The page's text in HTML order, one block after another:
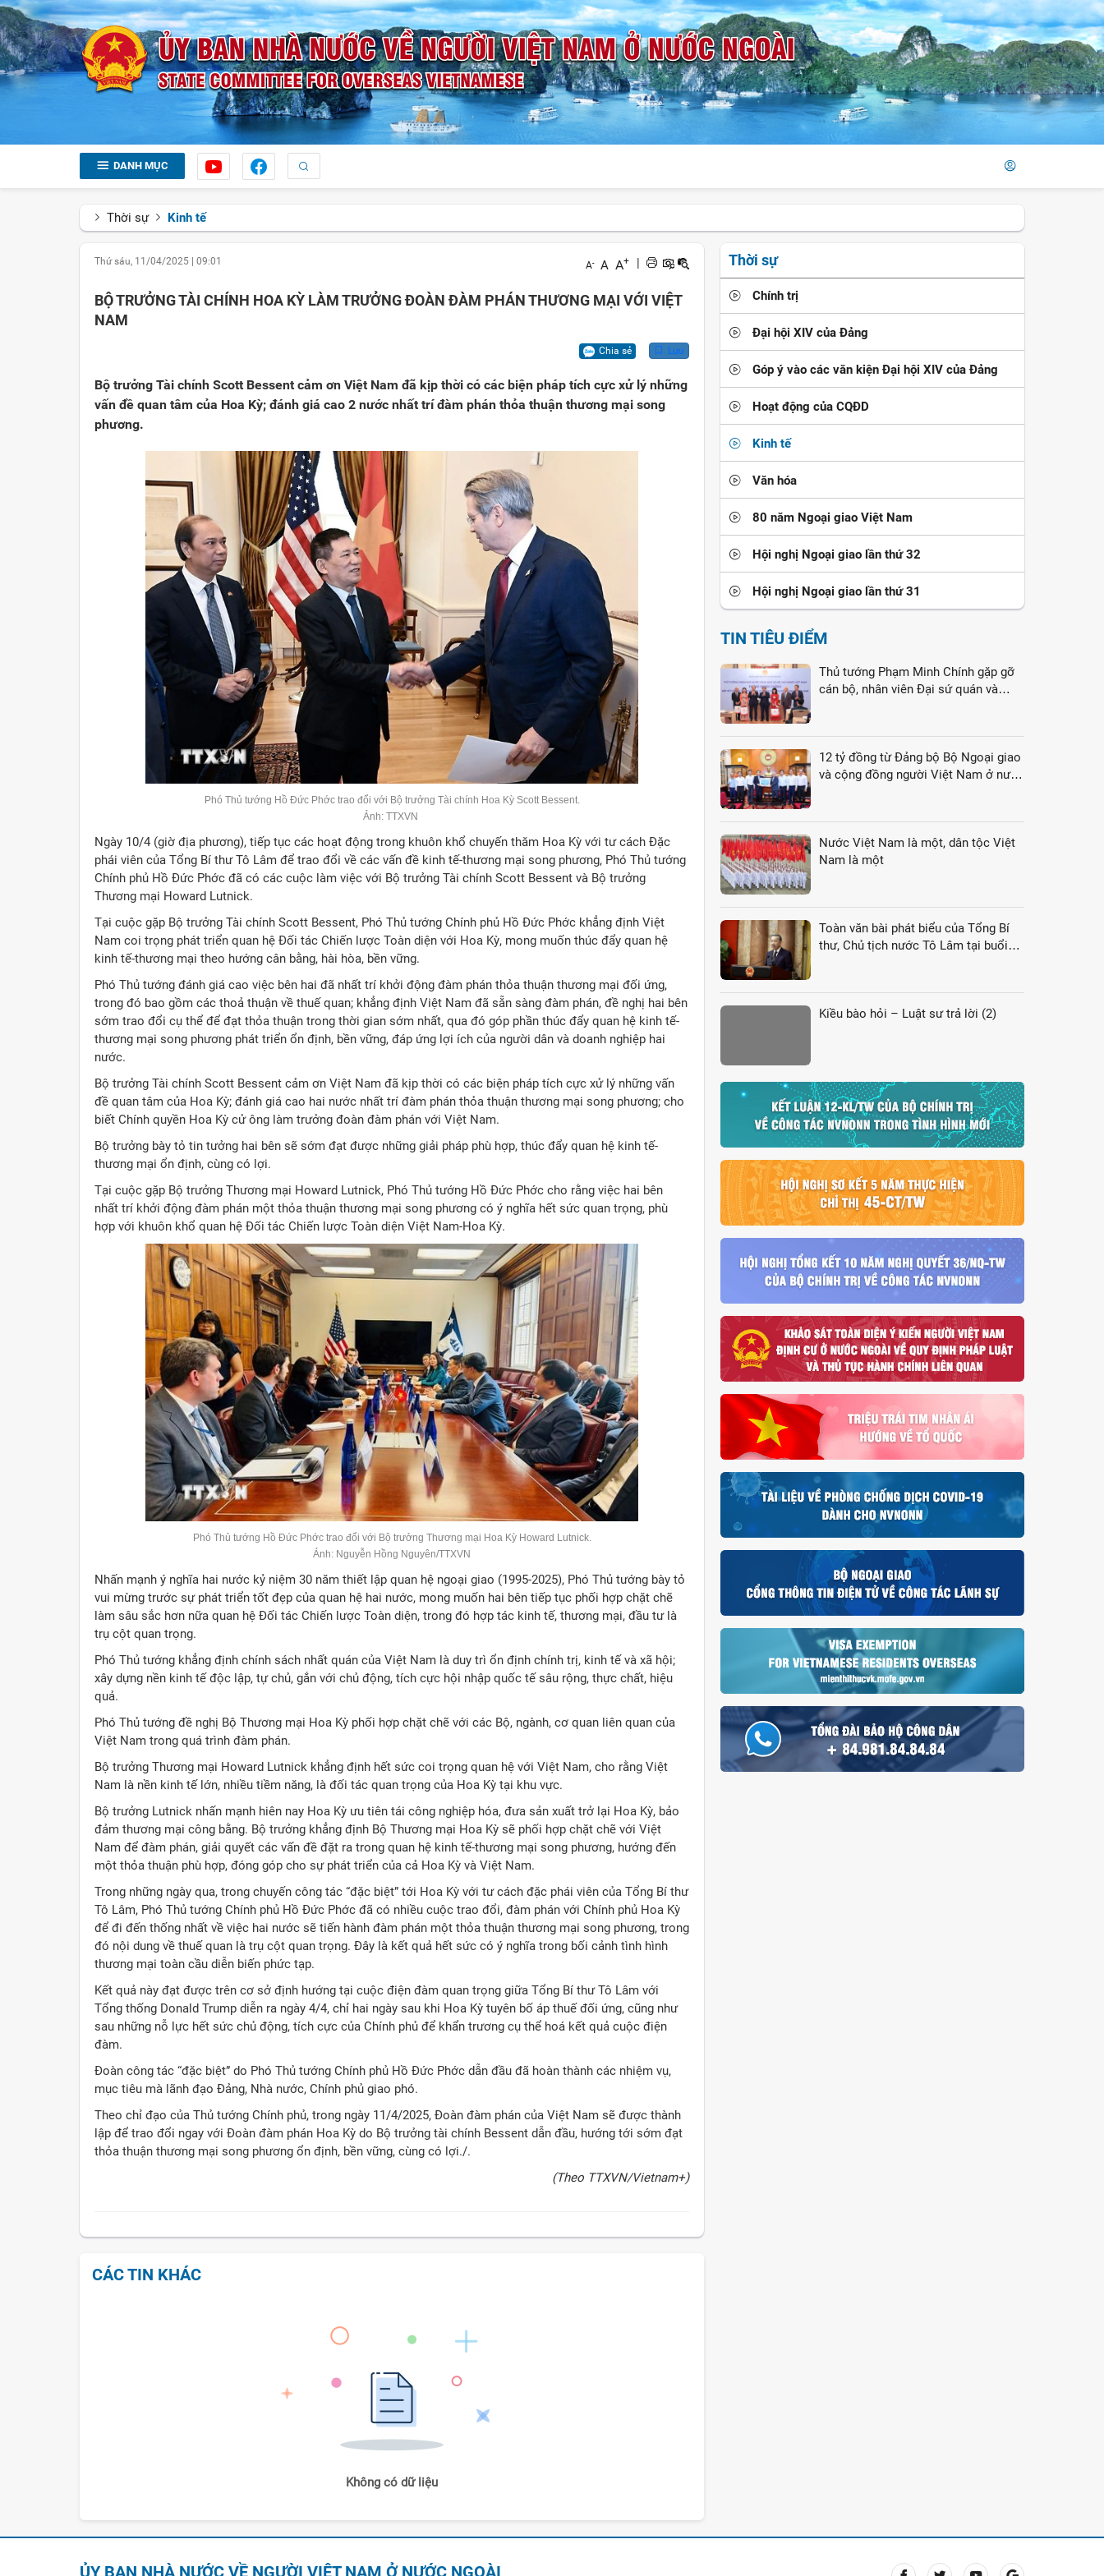
DANH MỤC
Thời sự Kinh tế
Thứ sáu, 11/04/2025 09:01 A- A A+ |
BỘ TRƯỞNG TÀI CHÍNH HOA KỲ LÀM TRƯỞNG ĐOÀN ĐÀM PHÁN THƯƠNG MẠI VỚI VIỆT
NAM
Chia sẻ Lưu
Bộ trưởng Tài chính Scott Bessent cảm ơn Việt Nam đã kịp thời có các biện pháp tích cực xử lý những
vấn đề quan tâm của Hoa Kỳ; đánh giá cao 2 nước nhất trí đàm phán thỏa thuận thương mại song
phương.
Phó Thủ tướng Hồ Đức Phớc trao đổi với Bộ trưởng Tài chính Hoa Kỳ Scott Bessent.
Ảnh: TTXVN
Ngày 10/4 (giờ địa phương), tiếp tục các hoạt động trong khuôn khổ chuyến thăm Hoa Kỳ với tư cách Đặc
phái viên của Tổng Bí thư Tô Lâm để trao đổi về các vấn đề kinh tế-thương mại song phương, Phó Thủ tướng
Chính phủ Hồ Đức Phớc đã có các cuộc làm việc với Bộ trưởng Tài chính Scott Bessent và Bộ trưởng
Thương mại Howard Lutnick.
Tại cuộc gặp Bộ trưởng Tài chính Scott Bessent, Phó Thủ tướng Chính phủ Hồ Đức Phớc khẳng định Việt
Nam coi trọng phát triển quan hệ Đối tác Chiến lược Toàn diện với Hoa Kỳ, mong muốn thúc đẩy quan hệ
kinh tế-thương mại theo hướng cân bằng, hài hòa, bền vững.
Phó Thủ tướng đánh giá cao việc bên hai đã nhất trí khởi động đàm phán thỏa thuận thương mại đối ứng,
trong đó bao gồm các thoả thuận về thuế quan; khẳng định Việt Nam đã sẵn sàng đàm phán, đề nghị hai bên
sớm trao đổi cụ thể để đạt thỏa thuận trong thời gian sớm nhất, qua đó góp phần thúc đẩy quan hệ kinh tế-
thương mại song phương phát triển ổn định, bền vững, đáp ứng lợi ích của người dân và doanh nghiệp hai
nước.
Bộ trưởng Tài chính Scott Bessent cảm ơn Việt Nam đã kịp thời có các biện pháp tích cực xử lý những vấn
đề quan tâm của Hoa Kỳ; đánh giá cao hai nước nhất trí đàm phán thỏa thuận thương mại song phương; cho
biết Chính quyền Hoa Kỳ cử ông làm trưởng đoàn đàm phán với Việt Nam.
Bộ trưởng bày tỏ tin tưởng hai bên sẽ sớm đạt được những giải pháp phù hợp, thúc đẩy quan hệ kinh tế-
thương mại ổn định, cùng có lợi.
Tại cuộc gặp Bộ trưởng Thương mại Howard Lutnick, Phó Thủ tướng Hồ Đức Phớc cho rằng việc hai bên
nhất trí khởi động đàm phán một thỏa thuận thương mại song phương có ý nghĩa hết sức quan trọng, phù
hợp với khuôn khổ quan hệ Đối tác Chiến lược Toàn diện Việt Nam-Hoa Kỳ.
Phó Thủ tướng Hồ Đức Phớc trao đổi với Bộ trưởng Thương mại Hoa Kỳ Howard Lutnick.
Ảnh: Nguyễn Hồng Nguyên/TTXVN
Nhấn mạnh ý nghĩa hai nước kỷ niệm 30 năm thiết lập quan hệ ngoại giao (1995-2025), Phó Thủ tướng bày tỏ
vui mừng trước sự phát triển tốt đẹp của quan hệ hai nước, mong muốn hai bên tiếp tục phối hợp chặt chẽ
làm sâu sắc hơn nữa quan hệ Đối tác Chiến lược Toàn diện, trong đó hợp tác kinh tế, thương mại, đầu tư là
trụ cột quan trọng.
Phó Thủ tướng khẳng định chính sách nhất quán của Việt Nam là duy trì ổn định chính trị, kinh tế và xã hội;
xây dựng nền kinh tế độc lập, tự chủ, gắn với chủ động, tích cực hội nhập quốc tế sâu rộng, thực chất, hiệu
quả.
Phó Thủ tướng đề nghị Bộ Thương mại Hoa Kỳ phối hợp chặt chẽ với các Bộ, ngành, cơ quan liên quan của
Việt Nam trong quá trình đàm phán.
Bộ trưởng Thương mại Howard Lutnick khẳng định hết sức coi trọng quan hệ với Việt Nam, cho rằng Việt
Nam là nền kinh tế lớn, nhiều tiềm năng, là đối tác quan trọng của Hoa Kỳ tại khu vực.
Bộ trưởng Lutnick nhấn mạnh hiên nay Hoa Kỳ ưu tiên tái công nghiệp hóa, đưa sản xuất trở lại Hoa Kỳ, bảo
đảm thương mại công bằng. Bộ trưởng khẳng định Bộ Thương mại Hoa Kỳ sẽ phối hợp chặt chẽ với Việt
Nam để đàm phán, giải quyết các vấn đề đặt ra trong quan hệ kinh tế-thương mại song phương, hướng đến
một thỏa thuận phù hợp, đóng góp cho sự phát triển của cả Hoa Kỳ và Việt Nam.
Trong những ngày qua, trong chuyến công tác “đặc biệt” tới Hoa Kỳ với tư cách đặc phái viên của Tổng Bí thư
Tô Lâm, Phó Thủ tướng Chính phủ Hồ Đức Phớc đã có nhiều cuộc trao đổi, đàm phán với Chính phủ Hoa Kỳ
để đi đến thống nhất về việc hai nước sẽ tiến hành đàm phán một thỏa thuận thương mại song phương, trong
đó nội dung về thuế quan là trụ cột quan trọng. Đây là kết quả hết sức có ý nghĩa trong bối cảnh tình hình
thương mại toàn cầu diễn biến phức tạp.
Kết quả này đạt được trên cơ sở định hướng tại cuộc điện đàm quan trọng giữa Tổng Bí thư Tô Lâm với
Tổng thống Donald Trump diễn ra ngày 4/4, chỉ hai ngày sau khi Hoa Kỳ tuyên bố áp thuế đối ứng, cũng như
sau những nỗ lực hết sức chủ động, tích cực của Chính phủ để khẩn trương cụ thể hoá kết quả cuộc điện
đàm.
Đoàn công tác “đặc biệt” do Phó Thủ tướng Chính phủ Hồ Đức Phớc dẫn đầu đã hoàn thành các nhiệm vụ,
mục tiêu mà lãnh đạo Đảng, Nhà nước, Chính phủ giao phó.
Theo chỉ đạo của Thủ tướng Chính phủ, trong ngày 11/4/2025, Đoàn đàm phán của Việt Nam sẽ được thành
lập để trao đổi ngay với Đoàn đàm phán Hoa Kỳ do Bộ trưởng tài chính Bessent dẫn đầu, hướng tới sớm đạt
thỏa thuận thương mại song phương ổn định, bền vững, cùng có lợi./.
(Theo TTXVN/Vietnam+)
CÁC TIN KHÁC
Không có dữ liệu
Thời sự
Chính trị
Đại hội XIV của Đảng
Góp ý vào các văn kiện Đại hội XIV của Đảng
Hoạt động của CQĐD
Kinh tế
Văn hóa
80 năm Ngoại giao Việt Nam
Hội nghị Ngoại giao lần thứ 32
Hội nghị Ngoại giao lần thứ 31
TIN TIÊU ĐIỂM
Thủ tướng Phạm Minh Chính gặp gỡ
cán bộ, nhân viên Đại sứ quán và
12 tỷ đồng từ Đảng bộ Bộ Ngoại giao
và cộng đồng người Việt Nam ở nước
Nước Việt Nam là một, dân tộc Việt
Nam là một
Toàn văn bài phát biểu của Tổng Bí
thư, Chủ tịch nước Tô Lâm tại buổi
Kiều bào hỏi – Luật sư trả lời (2)
ỦY BAN NHÀ NƯỚC VỀ NGƯỜI VIỆT NAM Ở NƯỚC NGOÀI